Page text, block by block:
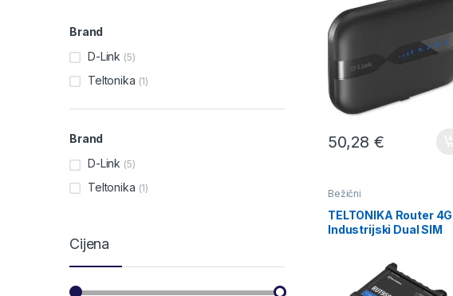
50,28€
Bežični
TELTONIKA Router 4G
Industrijski Dual SIM
Brand
D-Link (5)
Teltonika (1)
Brand
D-Link (5)
Teltonika (1)
Cijena